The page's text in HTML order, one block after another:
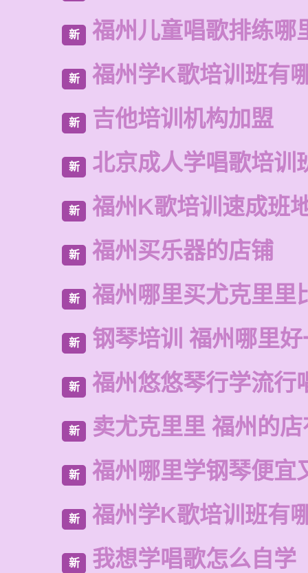
新 福州儿童唱歌排练哪
新 福州学K歌培训班有
新 吉他培训机构加盟
新 北京成人学唱歌培训
新 福州K歌培训速成班
新 福州买乐器的店铺
新 福州哪里买尤克里里
新 钢琴培训 福州哪里
新 福州悠悠琴行学流行
新 卖尤克里里 福州的
新 福州哪里学钢琴便宜
新 福州学K歌培训班有
新 我想学唱歌怎么自学